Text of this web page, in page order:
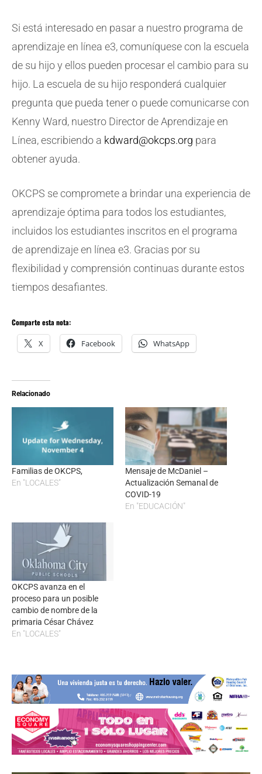
Si está interesado en pasar a nuestro programa de
aprendizaje en línea e3, comuníquese con la escuela
de su hijo y ellos pueden procesar el cambio para su
hijo. La escuela de su hijo responderá cualquier
pregunta que pueda tener o puede comunicarse con
Kenny Ward, nuestro Director de Aprendizaje en
Línea, escribiendo a kdward@okcps.org para
obtener ayuda.
OKCPS se compromete a brindar una experiencia de
aprendizaje óptima para todos los estudiantes,
incluidos los estudiantes inscritos en el programa
de aprendizaje en línea e3. Gracias por su
flexibilidad y comprensión continuas durante estos
tiempos desafiantes.
Comparte esta nota:
X Facebook WhatsApp
Relacionado
Familias de OKCPS,
En "LOCALES"
Mensaje de McDaniel –
Actualización Semanal de
COVID-19
En "EDUCACIÓN"
OKCPS avanza en el
proceso para un posible
cambio de nombre de la
primaria César Chávez
En "LOCALES"